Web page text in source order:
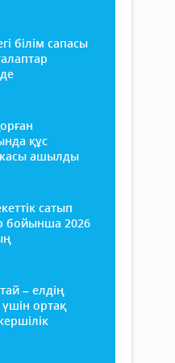
білім сапасы
құс
ашылды
сатып
бойынша 2026
– елдің
үшін ортақ